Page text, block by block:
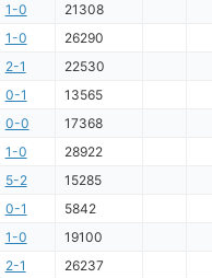
1-0 21308
1-0 26290
2-1 22530
0-1 13565
0-0 17368
1-0 28922
5-2 15285
0-1 5842
1-0 19100
2-1 26237